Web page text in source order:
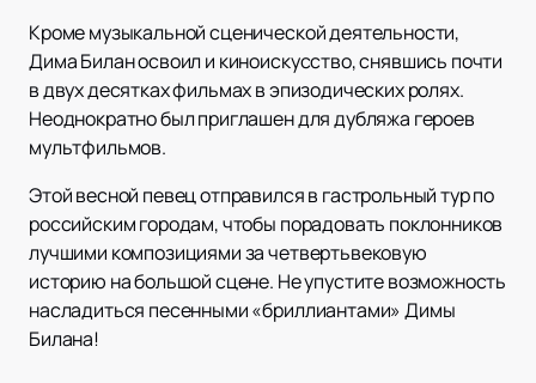
Кроме музыкальной сценической деятельности,
Дима Билан освоил и киноискусство, снявшись почти
в двух десятках фильмах в эпизодических ролях.
Неоднократно был приглашен для дубляжа героев
мультфильмов.
Этой весной певец отправился в гастрольный тур по
российским городам, чтобы порадовать поклонников
лучшими композициями за четвертьвековую
историю на большой сцене. Не упустите возможность
насладиться песенными «бриллиантами» Димы
Билана!